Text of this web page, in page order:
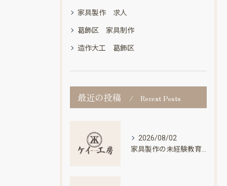
家具製作 求人
葛飾区 家具制作
造作大工 葛飾区
最近の投稿 Recent Posts
2026/08/02